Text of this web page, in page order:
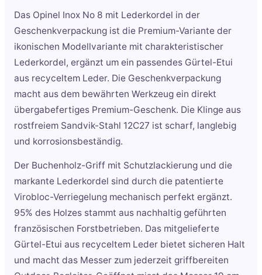
Das Opinel Inox No 8 mit Lederkordel in der
Geschenkverpackung ist die Premium-Variante der
ikonischen Modellvariante mit charakteristischer
Lederkordel, ergänzt um ein passendes Gürtel-Etui
aus recyceltem Leder. Die Geschenkverpackung
macht aus dem bewährten Werkzeug ein direkt
übergabefertiges Premium-Geschenk. Die Klinge aus
rostfreiem Sandvik-Stahl 12C27 ist scharf, langlebig
und korrosionsbeständig.
Der Buchenholz-Griff mit Schutzlackierung und die
markante Lederkordel sind durch die patentierte
Virobloc-Verriegelung mechanisch perfekt ergänzt.
95% des Holzes stammt aus nachhaltig geführten
französischen Forstbetrieben. Das mitgelieferte
Gürtel-Etui aus recyceltem Leder bietet sicheren Halt
und macht das Messer zum jederzeit griffbereiten